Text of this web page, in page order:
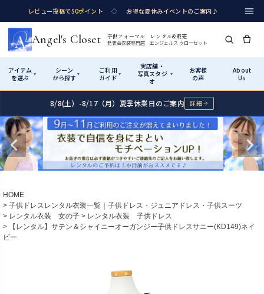
レビュー投稿で50ポイント ◇ お得な夏休みイベントのご案内♪
Angel's Closet 子供フォーマル レンタル&販売
発表会衣装専門店 エンジェルス クローゼット
アイテム
を選ぶ
▾
シーン
から探す ▾
ご利用
ガイド ▾
実店舗・
写真スタジ
オ
▾
お客様
の声
About
Us
Shop by Category アイテムから探す
カテゴリ詳細→ サイズで選ぶ→
Rentalレンタル
Shop by Occasion シーンから探す
性別・サイズで絞り込む→
How It Works ご利用ガイド
Startはじめに
01
02 サイズの選び方
測り方と目安
Visit Us 実店舗・写真スタジオ
8/8(土）-8/17（月）夏季休業日のご案内 詳細
HOME
子供ドレスレンタル衣装一覧｜子供ドレス・ジュニアドレス・子供スーツ
レンタル衣装 女の子
レンタル衣装 子供ドレス
【レンタル】サテン＆シャイニーオーガンジー子供ドレスサニー(KD149)ネイ
ビー